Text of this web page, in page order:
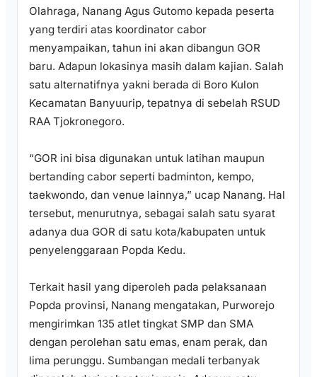
Olahraga, Nanang Agus Gutomo kepada peserta
yang terdiri atas koordinator cabor
menyampaikan, tahun ini akan dibangun GOR
baru. Adapun lokasinya masih dalam kajian. Salah
satu alternatifnya yakni berada di Boro Kulon
Kecamatan Banyuurip, tepatnya di sebelah RSUD
RAA Tjokronegoro.
“GOR ini bisa digunakan untuk latihan maupun
bertanding cabor seperti badminton, kempo,
taekwondo, dan venue lainnya,” ucap Nanang. Hal
tersebut, menurutnya, sebagai salah satu syarat
adanya dua GOR di satu kota/kabupaten untuk
penyelenggaraan Popda Kedu.
Terkait hasil yang diperoleh pada pelaksanaan
Popda provinsi, Nanang mengatakan, Purworejo
mengirimkan 135 atlet tingkat SMP dan SMA
dengan perolehan satu emas, enam perak, dan
lima perunggu. Sumbangan medali terbanyak